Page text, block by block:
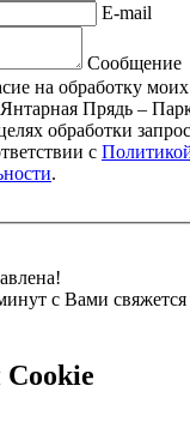
E-mail
Сообщение
на обработку
Прядь –
с
.
с Вами